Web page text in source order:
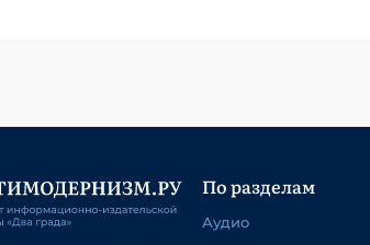
По разделам
Аудио